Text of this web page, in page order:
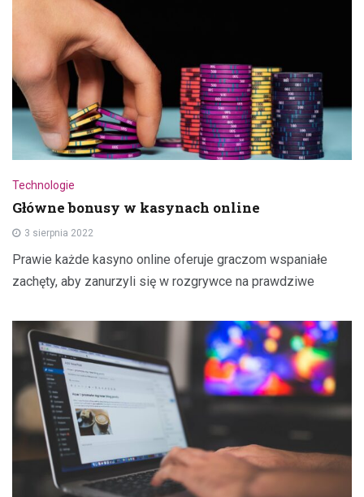
Technologie
Główne bonusy w kasynach online
3 sierpnia 2022
Prawie każde kasyno online oferuje graczom wspaniałe
zachęty, aby zanurzyli się w rozgrywce na prawdziwe